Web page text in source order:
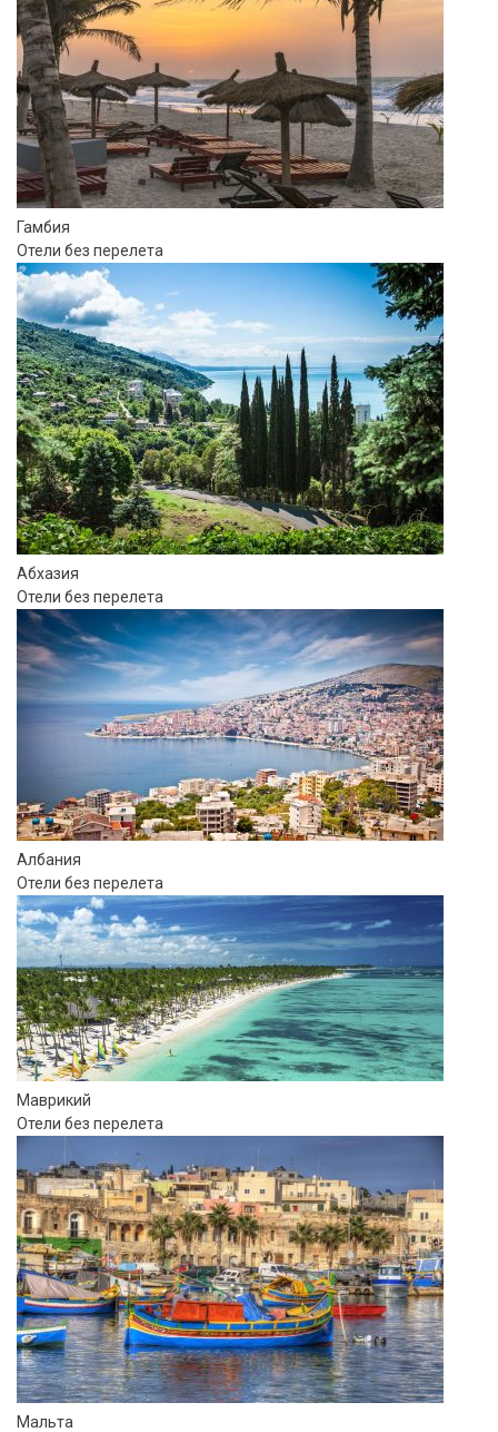
Гамбия
Отели без перелета
Абхазия
Отели без перелета
Албания
Отели без перелета
Маврикий
Отели без перелета
Мальта